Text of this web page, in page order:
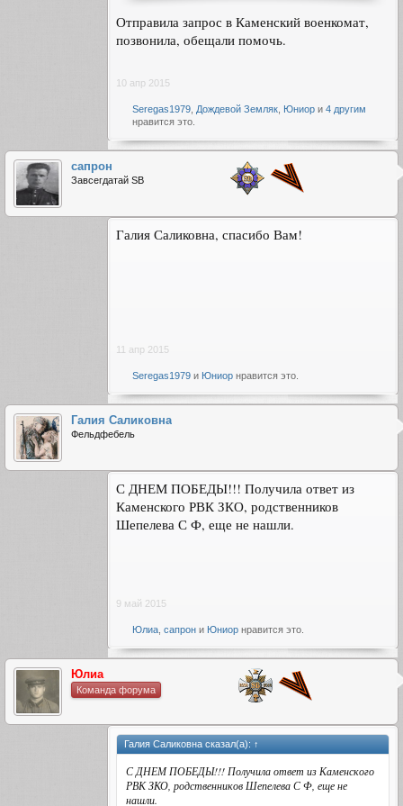
Казахская ССР, Западно-Казахстанская обл.,
Каменский р-н
Воинское звание рядовой
Дата выбытия __.08.1943
Название источника информации ЦАМО
Номер фонда источника информации 58
Номер описи источника информации 977522
Посмотреть вложение 78725
Отправила запрос в Каменский военкомат,
позвонила, обещали помочь.
10 апр 2015
Seregas1979, Дождевой Земляк, Юниори 4 другим
нравится это.
сапрон
Завсегдатай SB
Галия Саликовна, спасибо Вам!
11 апр 2015
Seregas1979и Юниорнравится это.
Галия Саликовна
Фельдфебель
С ДНЕМ ПОБЕДЫ!!! Получила ответ из
Каменского РВК ЗКО, родственников
Шепелева С Ф, еще не нашли.
9 май 2015
Юлиа, сапрони Юниорнравится это.
Юлиа
Команда форума
Галия Саликовна сказал(а): ↑
С ДНЕМ ПОБЕДЫ!!! Получила ответ из Каменского
РВК ЗКО, родственников Шепелева С Ф, еще не
нашли.